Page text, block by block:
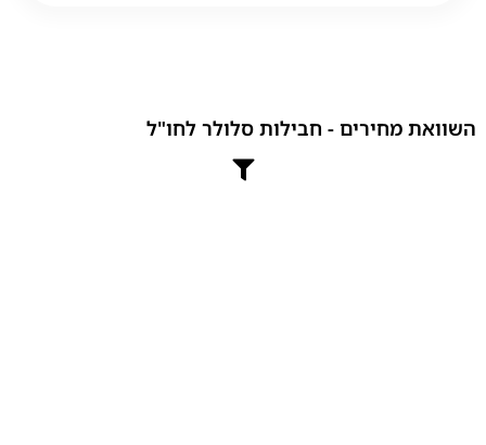
השוואת מחירים - חבילות סלולר לחו"ל